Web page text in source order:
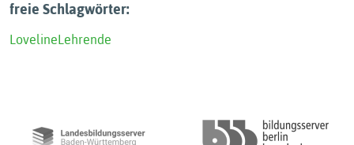
freie Schlagwörter:
LovelineLehrende